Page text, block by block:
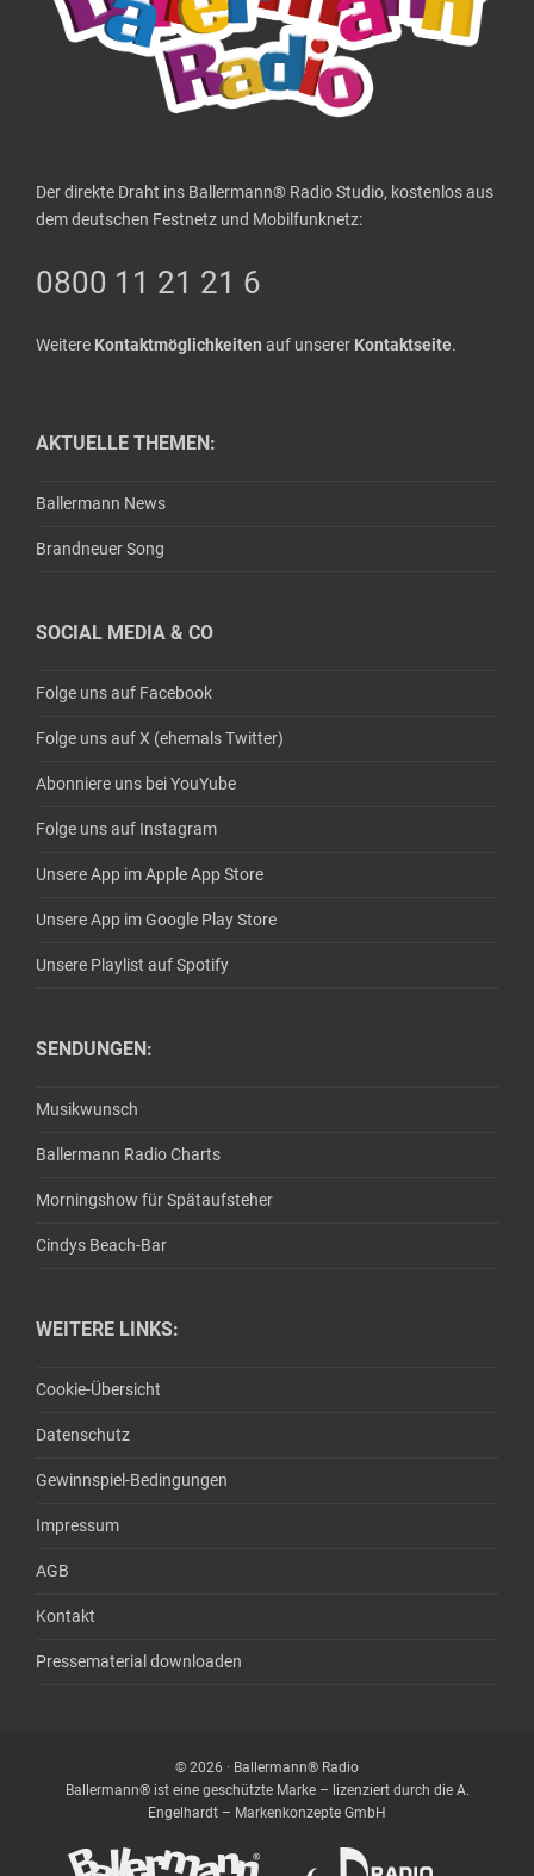
Der direkte Draht ins Ballermann® Radio Studio, kostenlos aus
dem deutschen Festnetz und Mobilfunknetz:
0800 11 21 21 6
Weitere Kontaktmöglichkeiten auf unserer Kontaktseite.
AKTUELLE THEMEN:
Ballermann News
Brandneuer Song
SOCIAL MEDIA & CO
Folge uns auf Facebook
Folge uns auf X (ehemals Twitter)
Abonniere uns bei YouYube
Folge uns auf Instagram
Unsere App im Apple App Store
Unsere App im Google Play Store
Unsere Playlist auf Spotify
SENDUNGEN:
Musikwunsch
Ballermann Radio Charts
Morningshow für Spätaufsteher
Cindys Beach-Bar
WEITERE LINKS:
Cookie-Übersicht
Datenschutz
Gewinnspiel-Bedingungen
Impressum
AGB
Kontakt
Pressematerial downloaden
© 2026 · Ballermann® Radio
Ballermann® ist eine geschützte Marke – lizenziert durch die A.
Engelhardt – Markenkonzepte GmbH